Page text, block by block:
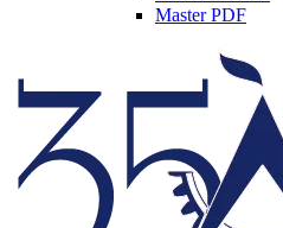
Master PDF